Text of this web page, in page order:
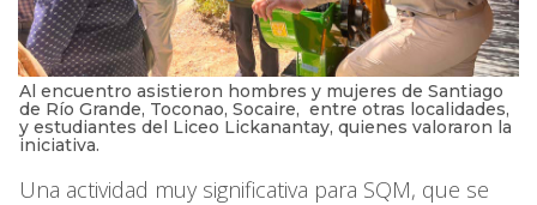
Al encuentro asistieron hombres y mujeres de Santiago
de Río Grande, Toconao, Socaire, entre otras localidades,
y estudiantes del Liceo Lickanantay, quienes valoraron la
iniciativa.
Una actividad muy significativa para SQM, que se